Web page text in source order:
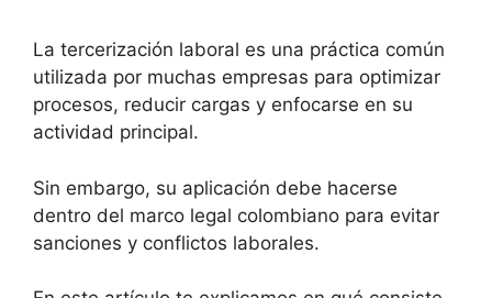
La tercerización laboral es una práctica común
utilizada por muchas empresas para optimizar
procesos, reducir cargas y enfocarse en su
actividad principal.
Sin embargo, su aplicación debe hacerse
dentro del marco legal colombiano para evitar
sanciones y conflictos laborales.